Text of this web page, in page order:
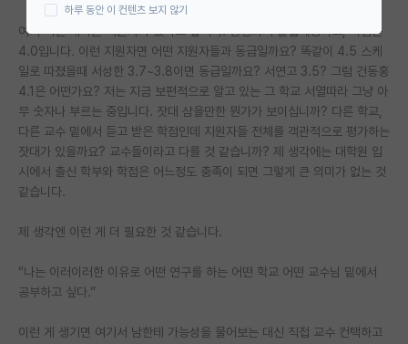
연구실(PI) 홍보 게시판
석박사 채용 정보 게시판
임용 정보 게시판
학부 인턴 게시판
취업 게시판
인문사회 계열 게시판
특수/전문대학원 게시판
여기 어떤 대학원 지원자가 있다고 칩시다. 중경외시 졸업예정이고, 학점은
4.0입니다. 이런 지원자면 어떤 지원자들과 동급일까요? 똑같이 4.5 스케
일로 따졌을때 서성한 3.7~3.8이면 동급일까요? 서연고 3.5? 그럼 건동홍
4.1은 어떤가요? 저는 지금 보편적으로 알고 있는 그 학교 서열따라 그냥 아
무 숫자나 부르는 중입니다. 잣대 삼을만한 뭔가가 보이십니까? 다른 학교,
다른 교수 밑에서 듣고 받은 학점인데 지원자들 전체를 객관적으로 평가하는
잣대가 있을까요? 교수들이라고 다를 것 같습니까? 제 생각에는 대학원 입
시에서 출신 학부와 학점은 어느정도 충족이 되면 그렇게 큰 의미가 없는 것
같습니다.
제 생각엔 이런 게 더 필요한 것 같습니다.
“나는 이러이러한 이유로 어떤 연구를 하는 어떤 학교 어떤 교수님 밑에서
공부하고 싶다.”
이런 게 생기면 여기서 남한테 가능성을 물어보는 대신 직접 교수 컨택하고
하루 동안 이 컨텐츠 보지 않기